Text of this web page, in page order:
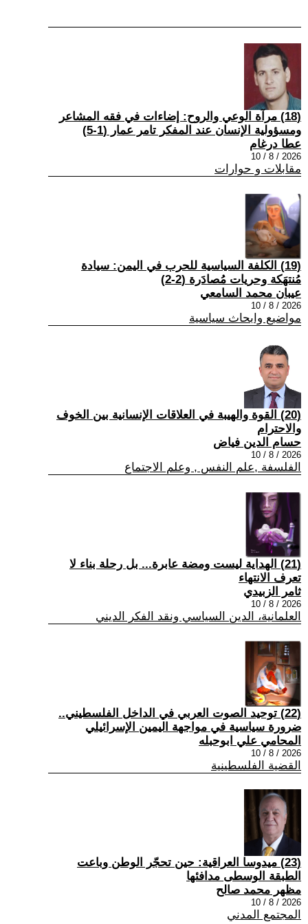
(18) مرآة الوعي والروح: إضاءات في فقه المشاعر
ومسؤولية الإنسان عند المفكر تامر عمار (1-5)
عطا درغام
2026 / 8 / 10
مقابلات و حوارات
(19) الكلفة السياسية للحرب في اليمن: سيادة
مُنتهَكة وحريات مُصادَرة (2-2)
عيبان محمد السامعي
2026 / 8 / 10
مواضيع وابحاث سياسية
(20) القوة والهيبة في العلاقات الإنسانية بين الخوف
والاحترام
حسام الدين فياض
2026 / 8 / 10
الفلسفة ,علم النفس , وعلم الاجتماع
(21) الهداية ليست ومضة عابرة... بل رحلة بناء لا
تعرف الانتهاء
ثامر الزبيدي
2026 / 8 / 10
العلمانية، الدين السياسي ونقد الفكر الديني
(22) توحيد الصوت العربي في الداخل الفلسطيني..
ضرورة سياسية في مواجهة اليمين الإسرائيلي
المحامي علي ابوحبله
2026 / 8 / 10
القضية الفلسطينية
(23) ميدوسا العراقية: حين تحجّر الوطن وباعت
الطبقة الوسطى مدافئها
مظهر محمد صالح
2026 / 8 / 10
المجتمع المدني